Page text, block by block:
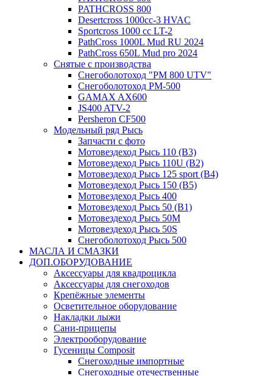
PATHCROSS 800
Desertcross 1000cc-3 HVAC
Sportcross 1000 cc LT-2
PathCross 1000L Mud RU 2024
PathCross 650L Mud pro 2024
Снятые с производства
Снегоболотоход "РМ 800 UTV"
Снегоболотоход РМ-500
GAMAX AX600
JS400 ATV-2
Persheron CF500
Модельный ряд Рысь
Запчасти с фото
Мотовездеход Рысь 110 (B3)
Мотовездеход Рысь 110U (B2)
Мотовездеход Рысь 125 sport (B4)
Мотовездеход Рысь 150 (B5)
Мотовездеход Рысь 400
Мотовездеход Рысь 50 (B1)
Мотовездеход Рысь 50M
Мотовездеход Рысь 50S
Снегоболотоход Рысь 500
МАСЛА И СМАЗКИ
ДОП.ОБОРУДОВАНИЕ
Аксессуары для квадроцикла
Аксессуары для снегоходов
Крепёжные элементы
Осветительное оборудование
Накладки лыжи
Сани-прицепы
Электрооборудование
Гусеницы Composit
Снегоходные импортные
Снегоходные отечественные